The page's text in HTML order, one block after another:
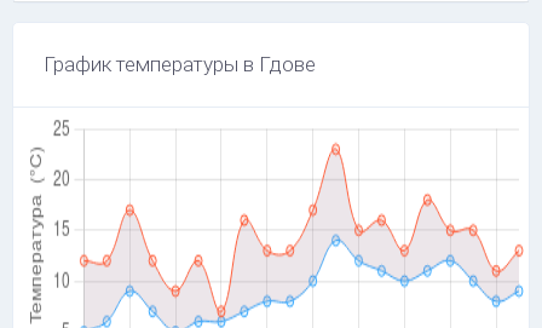
График температуры в Гдове